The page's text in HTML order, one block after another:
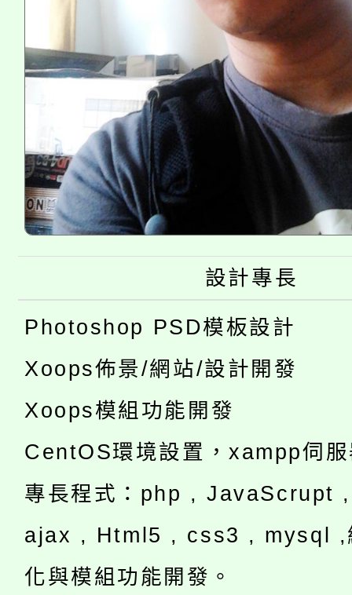
設計專長
Photoshop PSD模板設計
Xoops佈景/網站/設計開發
Xoops模組功能開發
CentOS環境設置，xampp伺
專長程式：php , JavaScrupt
ajax , Html5 , css3 , mysql ,
化與模組功能開發。